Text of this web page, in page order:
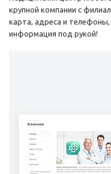
крупной компании с
карта, адреса и
информация под рукой!